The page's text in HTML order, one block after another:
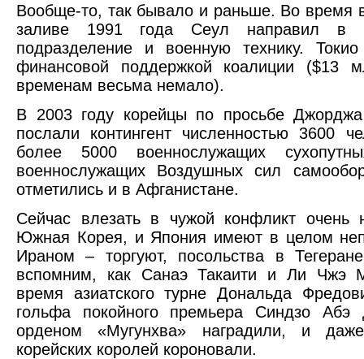
Вообще-то, так бывало и раньше. Во время
заливе 1991 года Сеул направил в
подразделение и военную технику. Токио
финансовой поддержкой коалиции ($13
временам весьма немало).
В 2003 году корейцы по просьбе
послали контингент численностью 3600
более 5000 военнослужащих
военнослужащих Воздушных сил
отметились и в Афганистане.
Сейчас влезать в чужой конфликт очень
Южная Корея, и Япония имеют в целом
Ираном – торгуют, посольства в
вспомним, как Санаэ Такаити и Ли Чжэ
время азиатского турне Дональда
гольфа покойного премьера Синдзо
орденом «Мугунхва» наградили, и
корейских королей короновали.